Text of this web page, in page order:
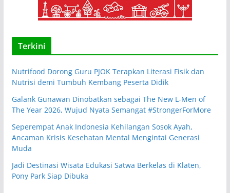
Terkini
Nutrifood Dorong Guru PJOK Terapkan Literasi Fisik dan
Nutrisi demi Tumbuh Kembang Peserta Didik
Galank Gunawan Dinobatkan sebagai The New L-Men of
The Year 2026, Wujud Nyata Semangat #StrongerForMore
Seperempat Anak Indonesia Kehilangan Sosok Ayah,
Ancaman Krisis Kesehatan Mental Mengintai Generasi
Muda
Jadi Destinasi Wisata Edukasi Satwa Berkelas di Klaten,
Pony Park Siap Dibuka